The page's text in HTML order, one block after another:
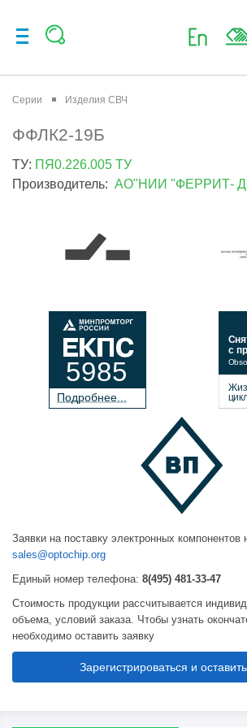
Серии Изделия СВЧ
ФФЛК2-19Б
ТУ: ПЯ0.226.005 ТУ
Производитель: АО"НИИ "ФЕРРИТ-
Подробнее...
5985
с
Заявки на поставку электронных компонентов
sales@optochip.org
Единый номер телефона: 8(495) 481-33-47
Стоимость продукции рассчитывается
объема, условий заказа. Чтобы узнать
необходимо оставить заявку
Зарегистрироваться и